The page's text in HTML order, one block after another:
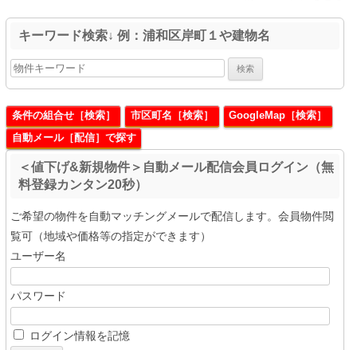
キーワード検索↓ 例：浦和区岸町１や建物名
条件の組合せ［検索］ 市区町名［検索］
GoogleMap［検索］
自動メール［配信］で探す
＜値下げ&新規物件＞自動メール配信会員ログイン（無
料登録カンタン20秒）
ご希望の物件を自動マッチングメールで配信します。会員物件閲
覧可（地域や価格等の指定ができます）
ユーザー名
パスワード
ログイン情報を記憶